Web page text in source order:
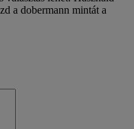
a dobermann mintát a